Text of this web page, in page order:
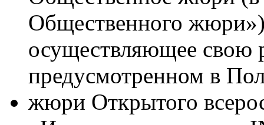
Общественного
осуществляющее свою
предусмотренном в
жюри Открытого